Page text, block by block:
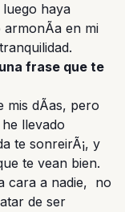
haya
en mi
frase que te
mis dÃ­as, pero
llevado
te sonreirÃ¡, y
te vean bien.
cara a nadie, no
de ser